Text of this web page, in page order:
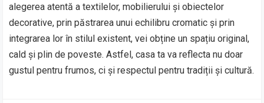
alegerea atentă a textilelor, mobilierului și obiectelor
decorative, prin păstrarea unui echilibru cromatic și prin
integrarea lor în stilul existent, vei obține un spațiu original,
cald și plin de poveste. Astfel, casa ta va reflecta nu doar
gustul pentru frumos, ci și respectul pentru tradiții și cultură.